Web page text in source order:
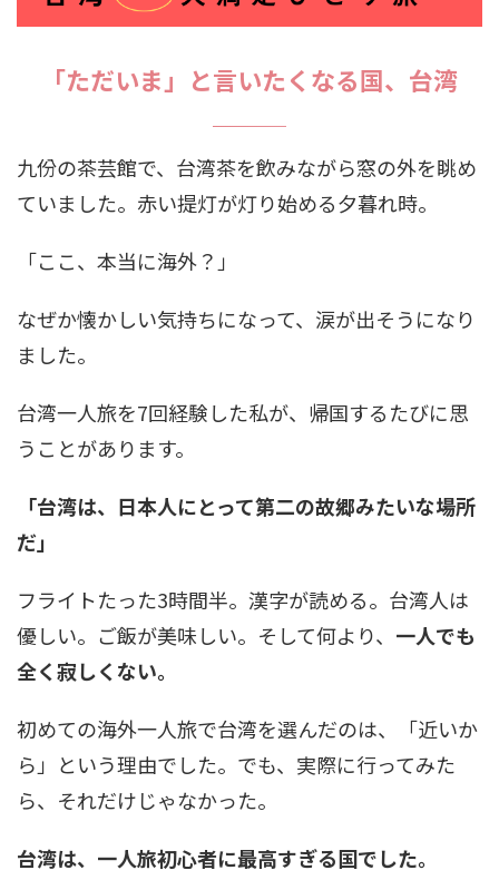
「ただいま」と言いたくなる国、台湾
九份の茶芸館で、台湾茶を飲みながら窓の外を眺め
ていました。赤い提灯が灯り始める夕暮れ時。
「ここ、本当に海外？」
なぜか懐かしい気持ちになって、涙が出そうになり
ました。
台湾一人旅を7回経験した私が、帰国するたびに思
うことがあります。
「台湾は、日本人にとって第二の故郷みたいな場所
だ」
フライトたった3時間半。漢字が読める。台湾人は
優しい。ご飯が美味しい。そして何より、 一人でも
全く寂しくない。
初めての海外一人旅で台湾を選んだのは、「近いか
ら」という理由でした。でも、実際に行ってみた
ら、それだけじゃなかった。
台湾は、一人旅初心者に最高すぎる国でした。